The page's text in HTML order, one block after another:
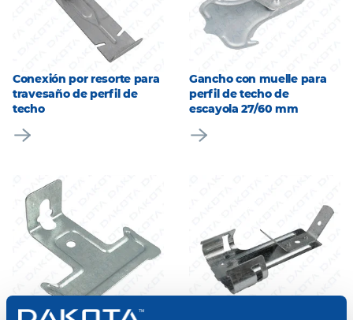
Conexión por resorte para
travesaño de perfil de
techo
Gancho con muelle para
perfil de techo de
escayola 27/60 mm